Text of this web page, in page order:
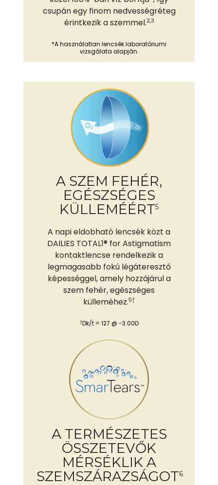
csupán egy finom nedvességréteg
érintkezik a szemmel.2,3
*A használatlan lencsék laboratóriumi
vizsgálata alapján.
A SZEM FEHÉR,
EGÉSZSÉGES
KÜLLEMÉÉRT5
A napi eldobható lencsék közt a
DAILIES TOTAL1® for Astigmatism
kontaktlencse rendelkezik a
legmagasabb fokú légáteresztő
képességgel, amely hozzájárul a
szem fehér, egészséges
külleméhez.5†
†Dk/t = 127 @ -3.00D
A TERMÉSZETES
ÖSSZETEVŐK
MÉRSÉKLIK A
SZEMSZÁRAZSÁGOT6